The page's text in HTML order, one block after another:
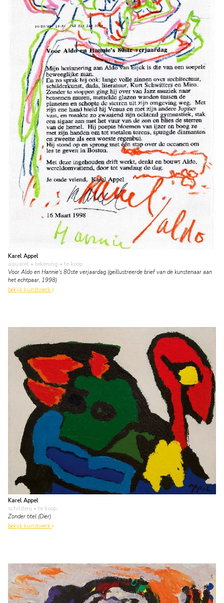
Karel Appel
aquarel • tekening • te koop
Voor Aldo en Hannie's 80ste verjaardag (geïllustreerde brief van de kunstenaar aan
het echtpaar, 1998)
bekijk kunstwerk
Karel Appel
schilderij • te koop
Zonder titel (Dier)
bekijk kunstwerk